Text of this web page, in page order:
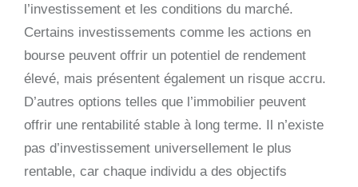
l’investissement et les conditions du marché.
Certains investissements comme les actions en
bourse peuvent offrir un potentiel de rendement
élevé, mais présentent également un risque accru.
D’autres options telles que l’immobilier peuvent
offrir une rentabilité stable à long terme. Il n’existe
pas d’investissement universellement le plus
rentable, car chaque individu a des objectifs